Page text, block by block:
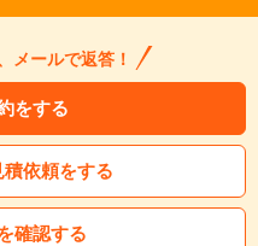
メールで返答！
をする
依頼をする
確認する